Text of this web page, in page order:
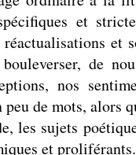
et
et
de
nos
de mots, alors
les sujets
et proliférants.